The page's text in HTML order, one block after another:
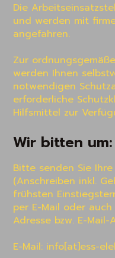
Die
und werden mit
angefahren.
Zur
werden Ihnen
notwendigen
erforderliche
Hilfsmittel zur
Wir bitten um:
Bitte senden Sie
(Anschreiben inkl.
frühsten
per E-Mail oder
Adresse bzw. E-Mail-
E-Mail: info[at]ess-